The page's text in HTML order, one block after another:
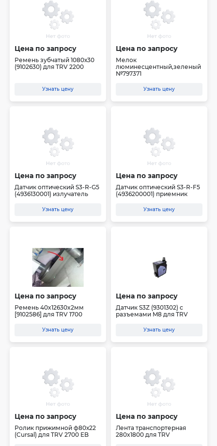
Цена по запросу
Ремень зубчатый 1080х30
(9102630) для TRV 2200
Узнать цену
Цена по запросу
Мелок
люминесцентный,зеленый
№797371
Узнать цену
Цена по запросу
Датчик оптический S3-R-G5
(4936130001) излучатель
Узнать цену
Цена по запросу
Датчик оптический S3-R-F5
(4936200001) приемник
Узнать цену
Цена по запросу
Ремень 40x12630x2мм
[9102586] для TRV 1700
Узнать цену
Цена по запросу
Датчик S3Z (9301302) с
разъемами M8 для TRV
Узнать цену
Цена по запросу
Ролик прижимной ф80х22
(Cursal) для TRV 2700 EB
Цена по запросу
Лента транспортерная
280x1800 для TRV